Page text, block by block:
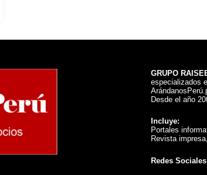
GRUPO
especializados
Desde el año
Incluye:
Portales
Revista
Redes